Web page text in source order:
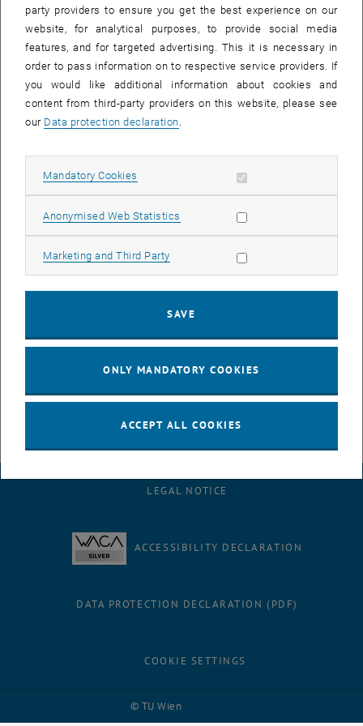
Studienrichtungenvorgestellt, Besuche an Instituten der TU Wien,
sowie Exkursionen zutechnischen Betrieben ermöglicht. Darüber
hinaus können dieMädchen Kontakt mit Studierenden und
Technikerinnen aufnehmenund in Workshops die persönliche
Karriereplanung erarbeiten.
Die Eröffnung findet am 29.01.2001 um 9:00 Uhr im Hörsaal EI 10
1040Wien, statt und wird vom Rektor der TU Wien, Peter
Skalicky,vorgenommen.
inder Technik REALITY“ wird am 1.2.2001 um 12:30 Uhr abgehalten.
Interessierte Schülerinnen werden gebeten, sich beim
Websites:
Verein Sprungbrett: <link http: members.vienna.at sprungbrett
fit>members.vienna.at/sprungbrett/fit/
© TU Wien
LEGAL NOTICE
ACCESSIBILITY DECLARATION
DATA PROTECTION DECLARATION (PDF)
COOKIE SETTINGS
party providers to ensure you get the best experience on our
website, for analytical purposes, to provide social media
features, and for targeted advertising. This it is necessary in
order to pass information on to respective service providers. If
you would like additional information about cookies and
content from third-party providers on this website, please see
our Data protection declaration
Mandatory Cookies Allow mandatory cookies
Anonymised Web Statistics Allow statistic cookies
Marketing and Third Party Allow marketing cookies
SAVE
ONLY MANDATORY COOKIES
ACCEPT ALL COOKIES